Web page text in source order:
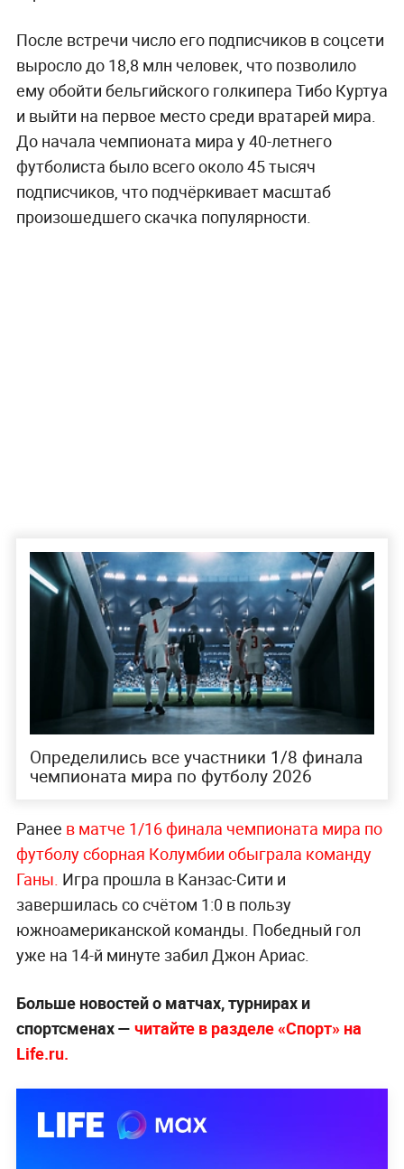
После встречи число его подписчиков в соцсети
выросло до 18,8 млн человек, что позволило
ему обойти бельгийского голкипера Тибо Куртуа
и выйти на первое место среди вратарей мира.
До начала чемпионата мира у 40-летнего
футболиста было всего около 45 тысяч
подписчиков, что подчёркивает масштаб
произошедшего скачка популярности.
Определились все участники 1/8 финала
чемпионата мира по футболу 2026
Ранее в матче 1/16 финала чемпионата мира по
футболу сборная Колумбии обыграла команду
Ганы. Игра прошла в Канзас-Сити и
завершилась со счётом 1:0 в пользу
южноамериканской команды. Победный гол
уже на 14-й минуте забил Джон Ариас.
Больше новостей о матчах, турнирах и
спортсменах — читайте в разделе «Спорт» на
Life.ru.